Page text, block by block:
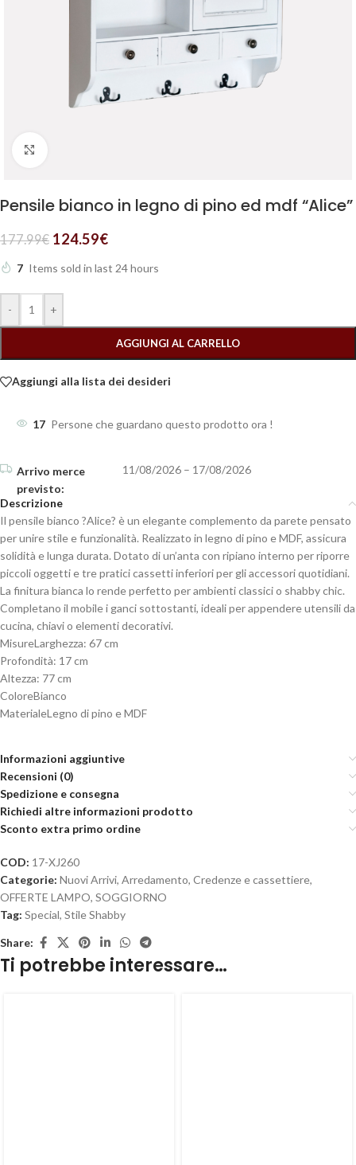
Pensile bianco in legno di pino ed mdf “Alice”
177.99€ 124.59€
7 Items sold in last 24 hours
- +
AGGIUNGI AL CARRELLO
Aggiungi alla lista dei desideri
17 Persone che guardano questo prodotto ora !
11/08/2026 – 17/08/2026
Descrizione
Il pensile bianco ?Alice? è un elegante complemento da parete pensato
per unire stile e funzionalità. Realizzato in legno di pino e MDF, assicura
solidità e lunga durata. Dotato di un’anta con ripiano interno per riporre
piccoli oggetti e tre pratici cassetti inferiori per gli accessori quotidiani.
La finitura bianca lo rende perfetto per ambienti classici o shabby chic.
Completano il mobile i ganci sottostanti, ideali per appendere utensili da
cucina, chiavi o elementi decorativi.
MisureLarghezza: 67 cm
Profondità: 17 cm
Altezza: 77 cm
ColoreBianco
MaterialeLegno di pino e MDF
Informazioni aggiuntive
Recensioni (0)
Spedizione e consegna
Richiedi altre informazioni prodotto
Sconto extra primo ordine
COD: 17-XJ260
Categorie: Nuovi Arrivi, Arredamento, Credenze e cassettiere,
OFFERTE LAMPO, SOGGIORNO
Tag: Special, Stile Shabby
Share:
Ti potrebbe interessare…